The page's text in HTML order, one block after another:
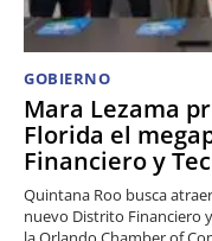
GOBIERNO
Mara Lezama
Florida el
Financiero y
Quintana Roo busca
nuevo Distrito Financiero